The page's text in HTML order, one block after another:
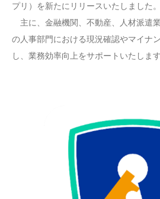
プリ）を新たにリリースいたしました。
主に、金融機関、不動産、人材派遣
の人事部門における現況確認やマイナ
し、業務効率向上をサポートいたします